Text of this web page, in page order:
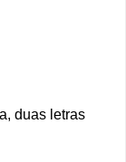
duas letras